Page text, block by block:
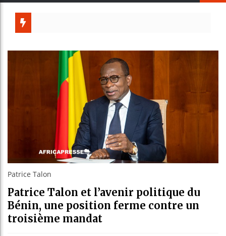
Patrice Talon
Patrice Talon et l’avenir politique du
Bénin, une position ferme contre un
troisième mandat